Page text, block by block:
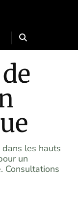
les hauts
un
Consultations